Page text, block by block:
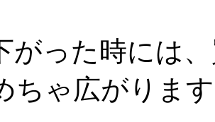
がった時には
ちゃ広がりま